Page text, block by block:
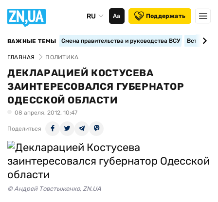
RU Аа Поддержать
ВАЖНЫЕ ТЕМЫ Смена правительства и руководства ВСУ
ГЛАВНАЯ ПОЛИТИКА
ДЕКЛАРАЦИЕЙ КОСТУСЕВА
ЗАИНТЕРЕСОВАЛСЯ ГУБЕРНАТОР
ОДЕССКОЙ ОБЛАСТИ
08 апреля, 2012, 10:47
Поделиться
© Андрей Товстыженко, ZN.UA